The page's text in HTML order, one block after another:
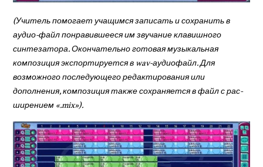
(Учитель помогает учащимся записать и сохранить в
аудио-файл понравившееся им звучание клавишного
синтезатора. Окончательно готовая музыкальная
композиция экспортируется в wav-ау­диофайл. Для
возможного последующего редактирования или
дополнения, компо­зиция также сохраняется вфайл с рас­
ширением «.mix»).